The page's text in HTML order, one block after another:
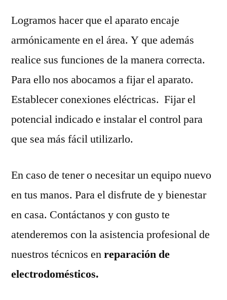
Logramos hacer que el aparato encaje
armónicamente en el área. Y que además
realice sus funciones de la manera correcta.
Para ello nos abocamos a fijar el aparato.
Establecer conexiones eléctricas. Fijar el
potencial indicado e instalar el control para
que sea más fácil utilizarlo.
En caso de tener o necesitar un equipo nuevo
en tus manos. Para el disfrute de y bienestar
en casa. Contáctanos y con gusto te
atenderemos con la asistencia profesional de
nuestros técnicos enreparación de
electrodomésticos.